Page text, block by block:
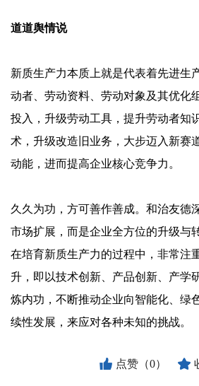
道道舆情说
新质生产力本质上就是代表着先进生
动者、劳动资料、劳动对象及其优化
投入，升级劳动工具，提升劳动者知
术，升级改造旧业务，大步迈入新赛
动能，进而提高企业核心竞争力。
久久为功，方可善作善成。和治友德
市场扩展，而是企业全方位的升级与
在培育新质生产力的过程中，非常注
升，即以技术创新、产品创新、产学
炼内功，不断推动企业向智能化、绿
续性发展，来应对各种未知的挑战。
点赞（0）